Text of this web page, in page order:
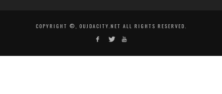
COPYRIGHT ©, OUJDACITY.NET ALL RIGHTS RESERVED.